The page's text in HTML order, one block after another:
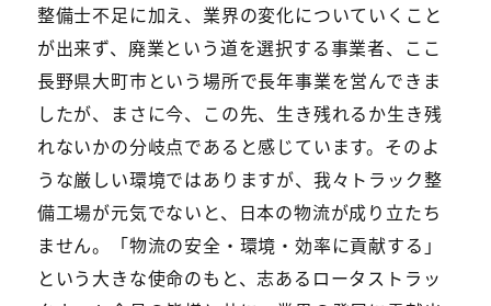
整備士不足に加え、業界の変化についていくこと
が出来ず、廃業という道を選択する事業者、ここ
長野県大町市という場所で長年事業を営んできま
したが、まさに今、この先、生き残れるか生き残
れないかの分岐点であると感じています。そのよ
うな厳しい環境ではありますが、我々トラック整
備工場が元気でないと、日本の物流が成り立たち
ません。「物流の安全・環境・効率に貢献する」
という大きな使命のもと、志あるロータストラッ